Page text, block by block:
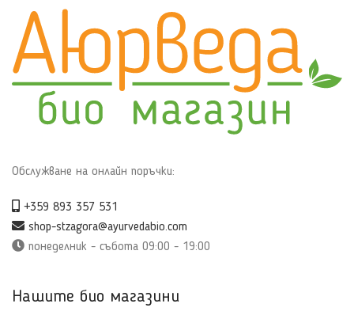
Обслужване на онлайн поръчки:
+359 893 357 531
shop-stzagora@ayurvedabio.com
понеделник - събота 09:00 - 19:00
Нашите био магазини